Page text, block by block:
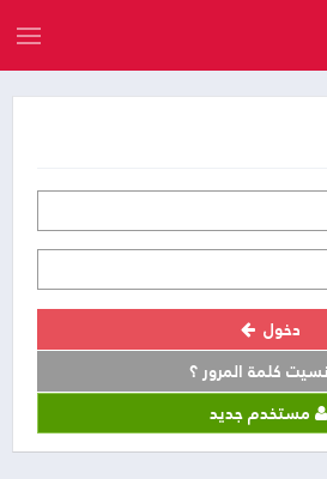
دخول
نسيت كلمة المرور ؟
مستخدم جديد